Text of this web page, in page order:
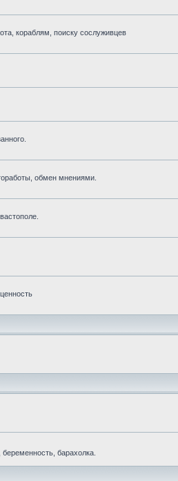
кораблям, поиску сослуживцев
обмен мнениями.
барахолка.